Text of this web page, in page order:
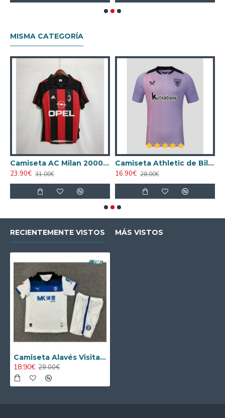
MISMA CATEGORÍA
Camiseta AC Milan 2000/2001 Local Retro
23.90€ 31.00€
Camiseta Athletic de Bilbao 2024/2025 Alternativo
16.90€ 28.00€
RECIENTEMENTE VISTOS MÁS VISTOS
Camiseta Alavés Visitante 2025/2026 Blanco/Azul Niño Kit con Parche La Liga
18.90€ 29.00€